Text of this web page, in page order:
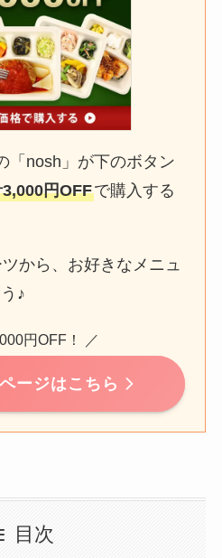
「nosh」が下のボタン
円OFFで購入する
から、お好きなメニュ
♪
円OFF！ ／
ージはこちら
目次